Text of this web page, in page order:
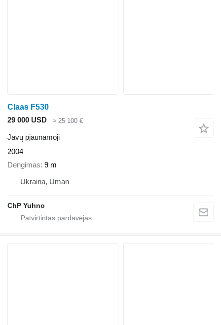
Claas F530
29 000 USD
≈ 25 100 €
Javų pjaunamoji
2004
Dengimas 9 m
Ukraina, Uman
ChP Yuhno